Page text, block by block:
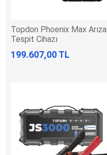
Topdon Phoenix Max Arıza
Tespit Cihazı
199.607,00 TL